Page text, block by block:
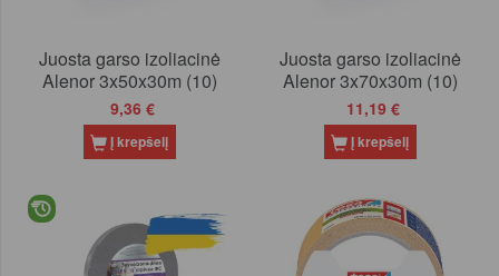
Juosta garso izoliacinė
Alenor 3x50x30m (10)
9,36 €
Į krepšelį
Juosta garso izoliacinė
Alenor 3x70x30m (10)
11,19 €
Į krepšelį